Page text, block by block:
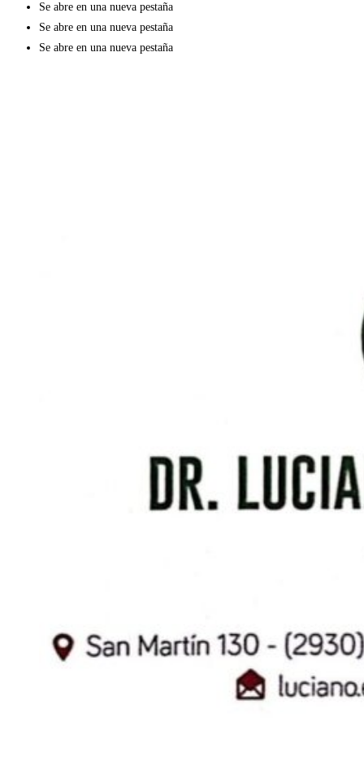
Se abre en una nueva pestaña
Se abre en una nueva pestaña
Se abre en una nueva pestaña